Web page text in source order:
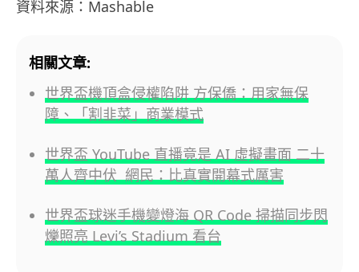
資料來源：Mashable
相關文章:
世界盃機頂盒侵權陷阱 方保僑：用家無保
障、「割韭菜」商業模式
世界盃 YouTube 直播竟是 AI 虛擬畫面 二十
萬人齊中伏 網民：比真實開幕式厲害
世界盃球迷手機變燈海 QR Code 掃描同步閃
爍照亮 Levi’s Stadium 看台